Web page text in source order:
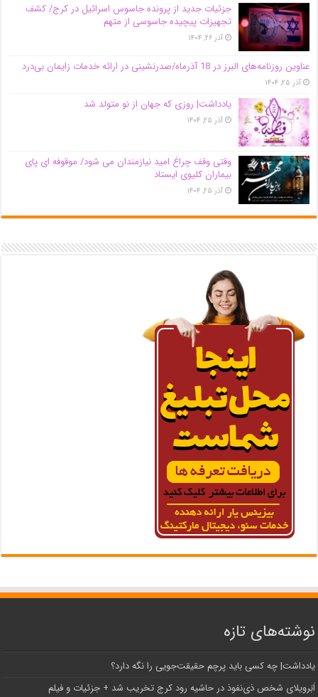
جزئیات جدید از پرونده جاسوس اسرائیل در کرج/‌ کشف
تجهیزات پیچیده جاسوسی از متهم
آذر ۲۶, ۱۴۰۴
عناوین روزنامه‌های البرز در ‌18 آذرماه/صدرنشینی در ارائه خدمات زایمان بی‌درد
آذر ۲۵, ۱۴۰۴
یادداشت| روزی که جهان از نو متولد شد
آذر ۲۵, ۱۴۰۴
وقتی وقف چراغ امید نیازمندان می شود/ موقوفه ای پای
بیماران کلیوی ایستاد
آذر ۲۵, ۱۴۰۴
نوشته‌های تازه
یادداشت| ‌چه کسی باید پرچم حقیقت‌جویی را نگه دارد؟
اَبَر‌ویلای شخص ذی‌نفوذ در حاشیه‌ رود کرج تخریب شد + جزئیات و فیلم